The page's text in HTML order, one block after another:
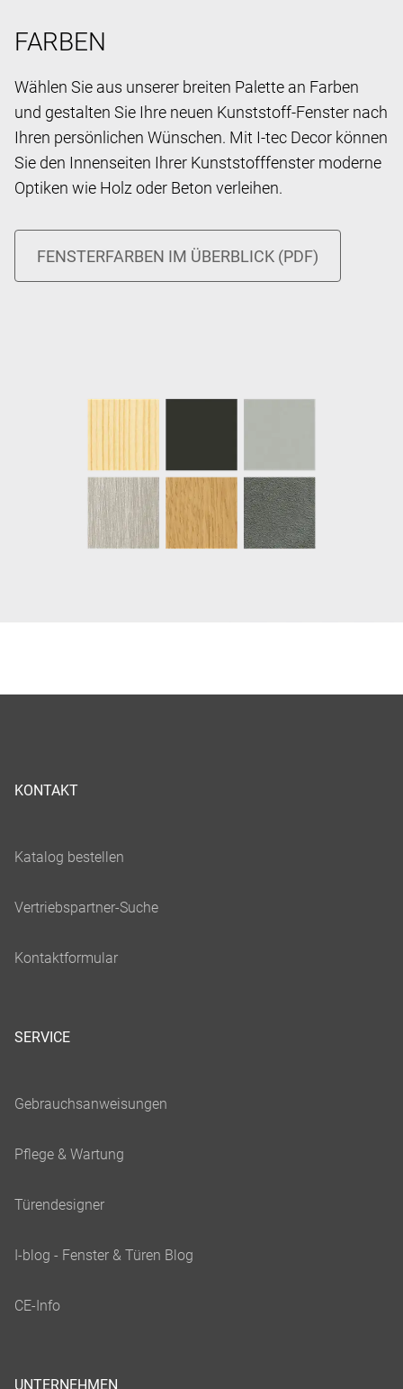
FARBEN
Wählen Sie aus unserer breiten Palette an Farben
und gestalten Sie Ihre neuen Kunststoff-Fenster nach
Ihren persönlichen Wünschen. Mit I-tec Decor können
Sie den Innenseiten Ihrer Kunststofffenster moderne
Optiken wie Holz oder Beton verleihen.
KONTAKT
SERVICE
UNTERNEHMEN